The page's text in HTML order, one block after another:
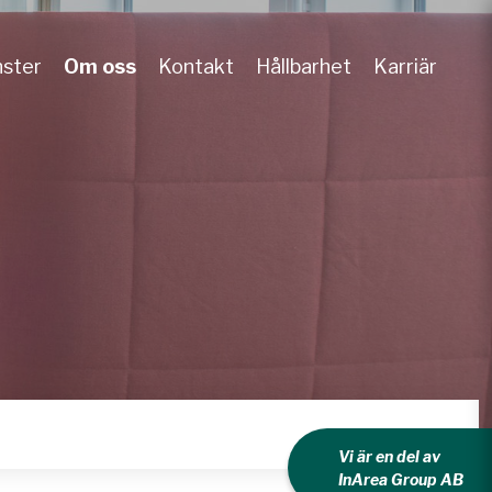
Om oss Kontakt Hållbarhet Karriär
Vi är en del av
InArea Group AB